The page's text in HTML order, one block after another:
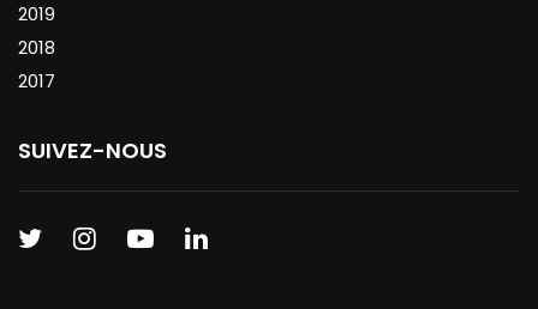
2019
2018
2017
SUIVEZ-NOUS